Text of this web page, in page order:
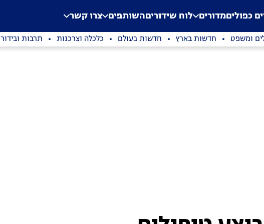
Application error: a
. כפוליםמדורים לוח שידוריםהשותפים צרו קשר
ומשפט חדשות בארץ חדשות בעולם כלכלה וצרכנות תרבות ובידור